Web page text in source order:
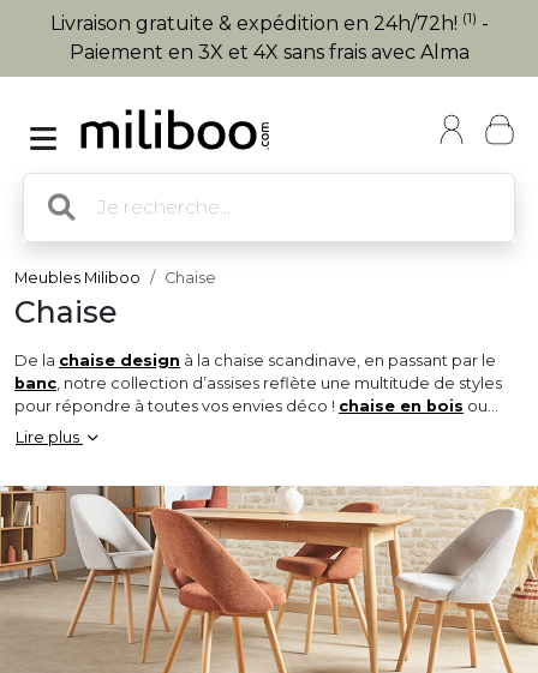
Livraison gratuite & expédition en 24h/72h! (1) -
Paiement en 3X et 4X sans frais avec Alma
Meubles Miliboo Chaise
Chaise
De la chaise design à la chaise scandinave, en passant par le
banc, notre collection d’assises reflète une multitude de styles
pour répondre à toutes vos envies déco ! chaise en bois ou
chaises en tissu, vendues à l’unité ou par lot, nous vous proposons
une vaste sélection de
Véritable touche finale de l’espace repas, la chaise sera l’élément
clé qui sublimera instantanément latable à mangerà laquelle
elle sera associée.
Lire plus